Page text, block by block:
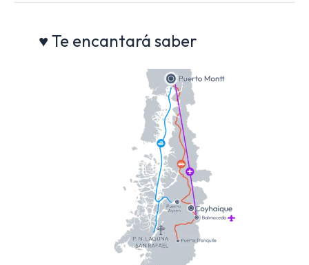
o
p
♥ Te encantará saber